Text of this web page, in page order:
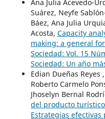
Ana Julia Acevedo-
Suárez, Neyfe
Báez, Ana Julia
Acosta, Capacity
making: a general
Sociedad: Vol. 15
Sociedad: Un año
Edian Dueñas Reyes
Roberto Carmelo
Jhoselyn Bernal
del producto
Estrategias